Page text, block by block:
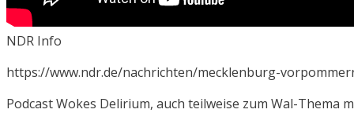
NDR Info
https://www.ndr.de/nachrichten/mecklenburg-
Podcast Wokes Delirium, auch teilweise zum Wal-Thema